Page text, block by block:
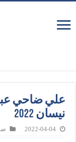
نيسان 2022
2022-04-04